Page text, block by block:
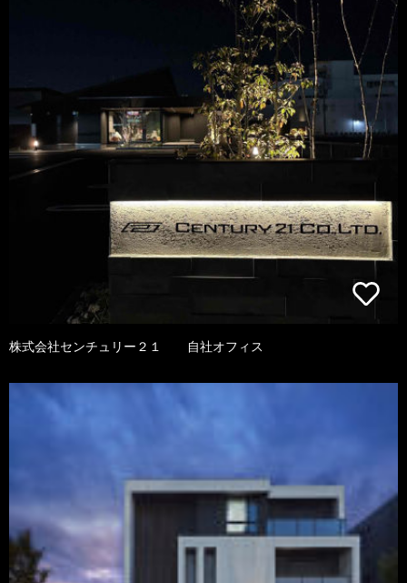
株式会社センチュリー２１ 自社オフィス